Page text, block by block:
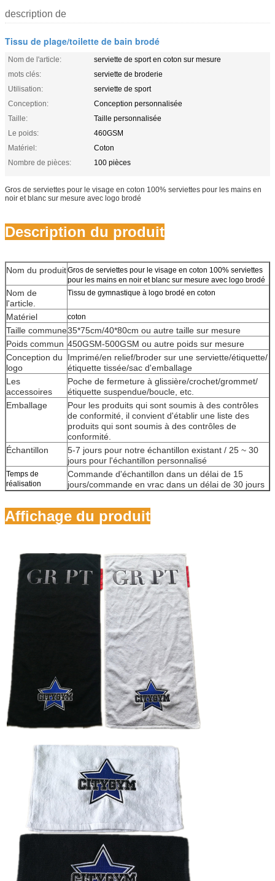
description de
Tissu de plage/toilette de bain brodé
Nom de l'article:
serviette de sport en coton sur mesure
mots clés:
serviette de broderie
Utilisation:
serviette de sport
Conception:
Conception personnalisée
Taille:
Taille personnalisée
Le poids:
460GSM
Matériel:
Coton
Nombre de pièces:
100 pièces
Gros de serviettes pour le visage en coton 100% serviettes pour les mains en
noir et blanc sur mesure avec logo brodé
Description du produit
Nom du produitGros de serviettes pour le visage en coton 100% serviettes
pour les mains en noir et blanc sur mesure avec logo brodé
Nom de
l'article.
Tissu de gymnastique à logo brodé en coton
Matériel coton
Taille commune35*75cm/40*80cm ou autre taille sur mesure
Poids commun 450GSM-500GSM ou autre poids sur mesure
Conception du
logo
Imprimé/en relief/broder sur une serviette/étiquette/
étiquette tissée/sac d'emballage
Les
accessoires
Poche de fermeture à glissière/crochet/grommet/
étiquette suspendue/boucle, etc.
Emballage
Pour les produits qui sont soumis à des contrôles
de conformité, il convient d'établir une liste des
produits qui sont soumis à des contrôles de
conformité.
Échantillon
5-7 jours pour notre échantillon existant / 25 ~ 30
jours pour l'échantillon personnalisé
Temps de
réalisation
Commande d'échantillon dans un délai de 15
jours/commande en vrac dans un délai de 30 jours
Affichage du produit